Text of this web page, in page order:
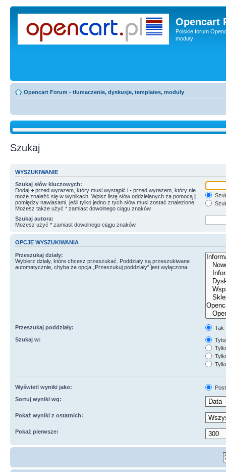
Opencart
Polskie forum
moduły
Opencart Forum - tłumaczenie, dyskusje, templates, moduły
Szukaj
WYSZUKIWANIE
Szukaj słów kluczowych:
Dodaj + przed wyrazem, który musi wystąpić i - przed wyrazem, który nie
może znaleźć się w wynikach. Wpisz listę słów oddzielanych za pomocą |
pomiędzy nawiasami, jeśli tylko jedno z tych słów musi zostać znalezione.
Możesz także użyć * zamiast dowolnego ciągu znaków.
Szukaj autora:
Możesz użyć * zamiast dowolnego ciągu znaków.
OPCJE WYSZUKIWANIA
Przeszukaj działy:
Wybierz działy, które chcesz przeszukać. Poddziały są przeszukiwane
automatycznie, chyba że opcja „Przeszukuj poddziały” jest wyłączona.
Przeszukaj poddziały:
Tak
Szukaj w:
Wyświetl wyniki jako:
Sortuj wyniki wg:
Pokaż wyniki z ostatnich:
Pokaż pierwsze: